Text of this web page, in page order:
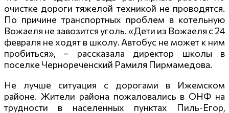
очистке дороги тяжелой техникой не проводятся.
По причине транспортных проблем в котельную
Вожаеля не завозится уголь. «Дети из Вожаеля с 24
февраля не ходят в школу. Автобус не может к ним
пробиться», – рассказала директор школы в
поселке Чернореченский Рамиля Пирмамедова.
Не лучше ситуация с дорогами в Ижемском
районе. Жители района пожаловались в ОНФ на
трудности в населенных пунктах Пиль-Егор,